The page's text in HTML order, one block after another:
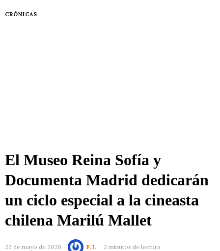
CRÓNICAS
El Museo Reina Sofía y
Documenta Madrid dedicarán
un ciclo especial a la cineasta
chilena Marilú Mallet
22 de mayo de 2026 F. I. 2 minutos de lectura